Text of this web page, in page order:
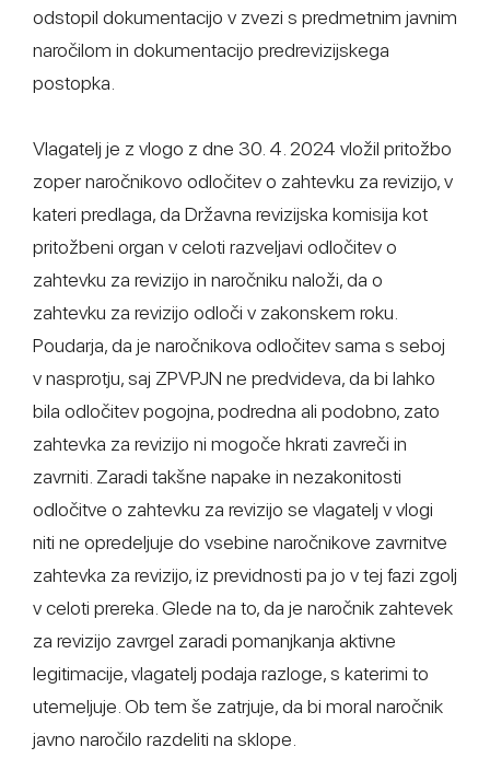
odstopil dokumentacijo v zvezi s predmetnim javnim
naročilom in dokumentacijo predrevizijskega
postopka.
Vlagatelj je z vlogo z dne 30. 4. 2024 vložil pritožbo
zoper naročnikovo odločitev o zahtevku za revizijo, v
kateri predlaga, da Državna revizijska komisija kot
pritožbeni organ v celoti razveljavi odločitev o
zahtevku za revizijo in naročniku naloži, da o
zahtevku za revizijo odloči v zakonskem roku.
Poudarja, da je naročnikova odločitev sama s seboj
v nasprotju, saj ZPVPJN ne predvideva, da bi lahko
bila odločitev pogojna, podredna ali podobno, zato
zahtevka za revizijo ni mogoče hkrati zavreči in
zavrniti. Zaradi takšne napake in nezakonitosti
odločitve o zahtevku za revizijo se vlagatelj v vlogi
niti ne opredeljuje do vsebine naročnikove zavrnitve
zahtevka za revizijo, iz previdnosti pa jo v tej fazi zgolj
v celoti prereka. Glede na to, da je naročnik zahtevek
za revizijo zavrgel zaradi pomanjkanja aktivne
legitimacije, vlagatelj podaja razloge, s katerimi to
utemeljuje. Ob tem še zatrjuje, da bi moral naročnik
javno naročilo razdeliti na sklope.